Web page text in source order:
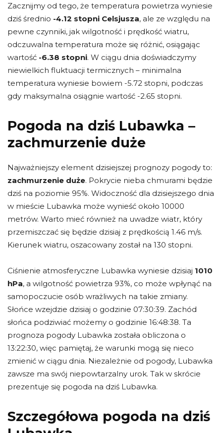
Zacznijmy od tego, że temperatura powietrza wyniesie
dziś średnio -4.12 stopni Celsjusza, ale ze względu na
pewne czynniki, jak wilgotność i prędkość wiatru,
odczuwalna temperatura może się różnić, osiągając
wartość -6.38 stopni. W ciągu dnia doświadczymy
niewielkich fluktuacji termicznych – minimalna
temperatura wyniesie bowiem -5.72 stopni, podczas
gdy maksymalna osiągnie wartość -2.65 stopni.
Pogoda na dziś Lubawka –
zachmurzenie duże
Najważniejszy element dzisiejszej prognozy pogody to:
zachmurzenie duże. Pokrycie nieba chmurami będzie
dziś na poziomie 95%. Widoczność dla dzisiejszego dnia
w mieście Lubawka może wynieść około 10000
metrów. Warto mieć również na uwadze wiatr, który
przemiszczać się będzie dzisiaj z prędkością 1.46 m/s.
Kierunek wiatru, oszacowany został na 130 stopni.
Ciśnienie atmosferyczne Lubawka wyniesie dzisiaj 1010
hPa, a wilgotność powietrza 93%, co może wpłynąć na
samopoczucie osób wrażliwych na takie zmiany.
Słońce wzejdzie dzisiaj o godzinie 07:30:39. Zachód
słońca podziwiać możemy o godzinie 16:48:38. Ta
prognoza pogody Lubawka została obliczona o
13:22:30, więc pamiętaj, że warunki mogą się nieco
zmienić w ciągu dnia. Niezależnie od pogody, Lubawka
zawsze ma swój niepowtarzalny urok. Tak w skrócie
prezentuje się pogoda na dziś Lubawka.
Szczegółowa pogoda na dziś